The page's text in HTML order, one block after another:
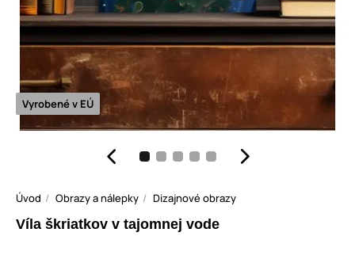
Vyrobené v EÚ
Úvod Obrazy a nálepky Dizajnové obrazy
Víla škriatkov v tajomnej vode